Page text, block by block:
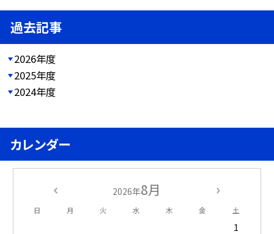
過去記事
2026年度
2025年度
2024年度
カレンダー
2026年8月
日 月 火 水 木 金 土
1